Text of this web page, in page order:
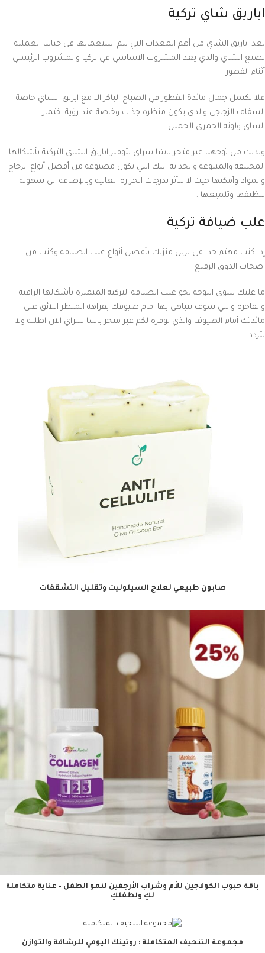
اباريق شاي تركية
تعد اباريق الشاي من أهم المعدات التي يتم استعمالها في حياتنا العملية
لصنع الشاي والذي يعد المشروب الاساسي في تركيا والمشروب الرئيسي
أثناء الفطور
فلا تكتمل جمال مائدة الفطور في الصباح الباكر الا مع ابريق الشاي خاصة
الشفاف الزجاجي والذي يكون منظره جذاب وخاصة عند رؤية اختمار
الشاي ولونه الخمري الجميل
ولذلك من توجهنا عبر متجر باشا سراي لتوفير اباريق الشاي التركية بأشكالها
المختلفة والمتنوعة والجذابة تلك التي تكون مصنوعة من أفضل أنواع الزجاج
والمواد وأمكنها حيث لا تتأثر بدرجات الحرارة العالية وبالإضافة الى سهولة
تنظيفها وتلميعها .
علب ضيافة تركية
إذا كنت مهتم جدا في تزين منزلك بأفضل أنواع علب الضيافة وكنت من
اصحاب الذوق الرفيع
ما عليك سوى التوجه نحو علب الضيافة التركية المتميزة بأشكالها الراقية
والفاخرة والتي سوف تتباهى بها امام ضيوفك بفراهة المنظر اللائق على
مائدتك أمام الضيوف والذي نوفره لكم عبر متجر باشا سراي الان اطلبه ولا
تتردد .
صابون طبيعي لعلاج السيلوليت وتقليل التشققات
باقة حبوب الكولاجين للأم وشراب الأرجفين لنمو الطفل – عناية متكاملة
لكِ ولطفلكِ
مجموعة التنحيف المتكاملة : روتينك اليومي للرشاقة والتوازن